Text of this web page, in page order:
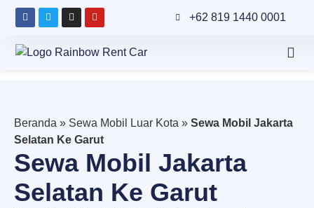
+62 819 1440 0001
Beranda » Sewa Mobil Luar Kota » Sewa Mobil Jakarta
Selatan Ke Garut
Sewa Mobil Jakarta
Selatan Ke Garut